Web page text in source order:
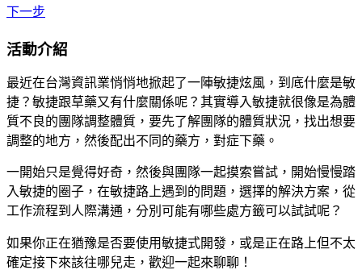
下一步
活動介紹
最近在台灣資訊業悄悄地掀起了一陣敏捷炫風，到底什麼是敏
捷？ 敏捷跟草藥又有什麼關係呢？其實導入敏捷就很像是為體
質不良的團隊調整體質，要先了解團隊的體質狀況，找出想要
調整的地方，然後配出不同的藥方，對症下藥。
一開始只是覺得好奇，然後與團隊一起摸索嘗試，開始慢慢踏
入敏捷的圈子，在敏捷路上遇到的問題，選擇的解決方案，從
工作流程到人際溝通，分別可能有哪些處方籤可以試試呢？
如果你正在猶豫是否要使用敏捷式開發，或是正在路上但不太
確定接下來該往哪兒走，歡迎一起來聊聊！